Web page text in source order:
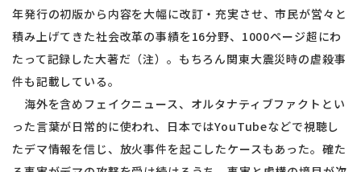
年発行の初版から内容を大幅に改訂・充実させ、市民が営々と
積み上げてきた社会改革の事績を16分野、1000ページ超にわ
たって記録した大著だ（注）。もちろん関東大震災時の虐殺事
件も記載している。
海外を含めフェイクニュース、オルタナティブファクトとい
った言葉が日常的に使われ、日本ではYouTubeなどで視聴し
たデマ情報を信じ、放火事件を起こしたケースもあった。確た